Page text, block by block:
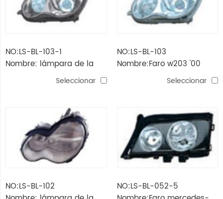
NO:LS-BL-103-1
Nombre: lámpara de la
cabeza w203 '00 (cristal,
Seleccionar
NO:LS-BL-103
Nombre:Faro w203 '00
(cristal, blanco)Seleccionar
NO:LS-BL-102
NO:LS-BL-052-5